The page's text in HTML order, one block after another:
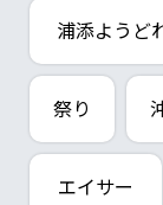
浦添ようど
祭り
エイサー